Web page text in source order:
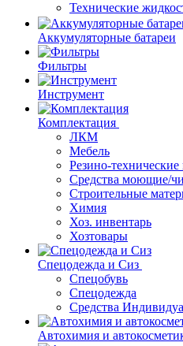
Технические
Аккумуляторные батареи
Фильтры
Инструмент
Комплектация
ЛКМ
Мебель
Резино-технические
Средства моющие/
Строительные
Химия
Хоз. инвентарь
Хозтовары
Спецодежда и Сиз
Спецобувь
Спецодежда
Средства
Автохимия и